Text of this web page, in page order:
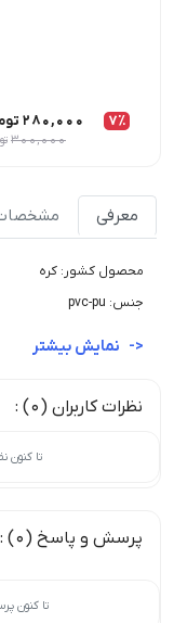
7٪ 280,000
300,000
معرفی
محصول کشور: کره
جنس: pvc-pu
نظرات کاربران (0) :
تا کنون
پرسش و پاسخ (0) :
تا کنون